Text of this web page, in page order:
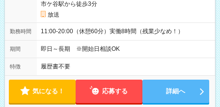
市ケ谷駅から徒歩3分
放送
勤務時間 11:00-20:00（休憩60分）実働8時間（残業少なめ！）
期間 即日～長期 ※開始日相談OK
特徴 履歴書不要
気になる！ 応募する 詳細へ